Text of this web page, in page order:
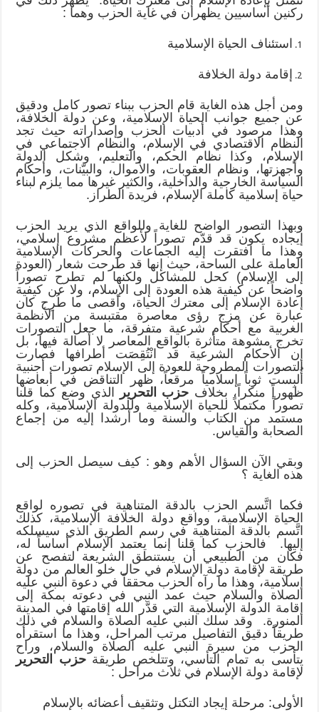
ركنين أساسيين يظهران في غاية الحزب وهما :
استئناف الحياة الإسلامية
إقامة دولة الخلافة
ومن أجل هذه الغاية قام الحزب ببناء تصور كامل ودقيق
عن جميع جوانب الحياة الإسلامية، وعن دولة الخلافة،
وهذا مرصود في أدبيات الحزب وإصداراته حيث تجد
النظام الاقتصادي في الإسلام، والنظام الاجتماعي في
الإسلام، وكذا نظام الحكم، والتعليم، وشكل الدولة
وأجهزتها، ونظام العقوبات، والأموال، والبيّنات، وأحكام
السياسة الخارجية والداخلية، والكثير غيرها مما يلزم لبناء
حياة إسلامية كاملة الإسلام، فريدة الطراز.
وبهذا التصور الواضح للغاية وللواقع الذي يريد الحزب
إيجاده يكون قد قدّم تصوراً لأعظم مشروع إسلامي،
وهذا ما افتقرت إليه الجماعات والحركات الإسلامية
العاملة على الساحة، حيث إنها قد طرحت شعار (العودة
إلى الإسلام) كحل للمشاكل ولكنها لم تطرح تصوراً
واضحاً عن كيفية هذه العودة إلى الإسلام، ولا عن كيفية
إعادة الإسلام إلى معترك الحياة، وأقصى ما طُرِح كان
عبارة عن مزج رؤى معاصرة مقتبسة من الأنظمة
الغربية مع أحكام شرعية متفرقة، ما جعل التصورات
تخرج مشوهة متأثرة بالواقع المعاصر لا أصالة فيها، بل
إن الأحكام الشرعية قد انْتُقِصَت أطرافها فصارت
التصورات المطروحة للعودة إلى الإسلام تصورات أجنبية
أُلبِست ثوباً إسلامياً مرقعاً، ظهر التناقض في أبعاضها
ظهوراً منكراً، بخلاف حزب التحرير
الذي وضع كما قلنا
تصوراً مكتملاً للحياة الإسلامية وللدولة الإسلامية، وكله
مستمد من الكتاب والسنة وما أرشدا إليه من إجماع
الصحابة والقياس.
وبقي الآن السؤال الأهم وهو : كيف سيصل الحزب إلى
هذه الغاية ؟
فكما اتَّسم الحزب بالدقة المتناهية في تصوره لواقع
الحياة الإسلامية، وواقع دولة الخلافة الإسلامية، كذلك
اتَّسم بالدقة المتناهية في رسم الطريق الذي سيسلكه
إليها. فالحزب كما قلنا إنما يعتمد الإسلام أساساً له،
فكان من الطبيعي أن يستنطق الشريعة لتفصح عن
طريقة لإقامة دولة الإسلام في حال خلو العالم من دولة
إسلامية، وهذا ما رآه الحزب محققاً في دعوة النبي عليه
الصلاة والسلام حيث عمد النبي في دعوته بمكة إلى
إقامة الدولة الإسلامية التي قدَّر الله إقامتها في المدينة
المنورة. وقد سلك النبي عليه الصلاة والسلام في ذلك
طريقاً دقيق التفاصيل مرتب المراحل، وهذا ما استقرأه
الحزب من سيرة النبي عليه الصلاة والسلام، وراح
يتأسى به تمام التأسي، وتتلخص طريقةحزب التحرير
لإقامة دولة الإسلام في ثلاث مراحل :
الأولى: مرحلة إيجاد التكتل وتثقيف أعضائه بالإسلام